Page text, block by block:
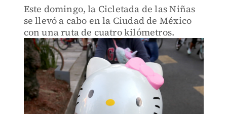
Este domingo, la Cicletada de las Niñas
se llevó a cabo en la Ciudad de México
con una ruta de cuatro kilómetros.